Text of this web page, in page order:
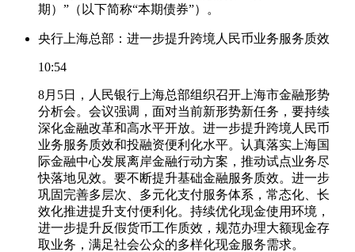
期）”（以下简称“本期债券”）。
央行上海总部：进一步提升跨境人民币业务服务质效
10:54
8月5日，人民银行上海总部组织召开上海市金融形势
分析会。会议强调，面对当前新形势新任务，要持续
深化金融改革和高水平开放。进一步提升跨境人民币
业务服务质效和投融资便利化水平。认真落实上海国
际金融中心发展离岸金融行动方案，推动试点业务尽
快落地见效。要不断提升基础金融服务质效。进一步
巩固完善多层次、多元化支付服务体系，常态化、长
效化推进提升支付便利化。持续优化现金使用环境，
进一步提升反假货币工作质效，规范办理大额现金存
取业务，满足社会公众的多样化现金服务需求。